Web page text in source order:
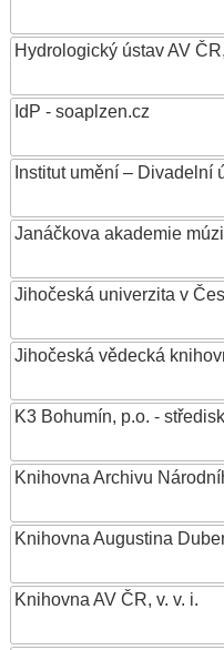
Hydrologický ústav AV
IdP - soaplzen.cz
Institut umění – Divadelní
Janáčkova akademie
Jihočeská univerzita v
Jihočeská vědecká
K3 Bohumín, p.o. -
Knihovna Archivu
Knihovna Augustina
Knihovna AV ČR, v. v. i.